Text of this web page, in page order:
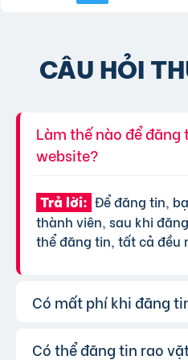
CÂU HỎI
Làm thế nào để
website?
Trả lời: Để đăng tin,
thành viên, sau khi
thể đăng tin, tất cả đều
Có mất phí khi đăng
Trả lời: Chúng tôi
Có thể đăng tin rao